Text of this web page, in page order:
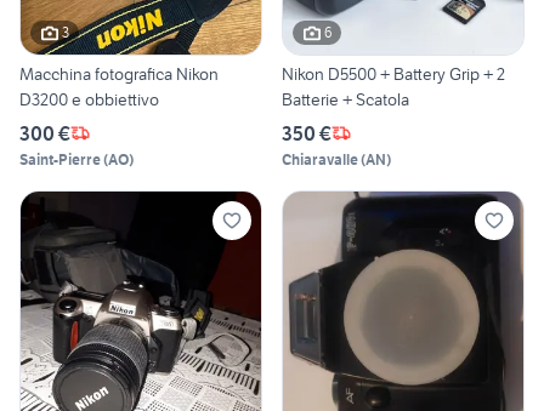
3
Macchina fotografica Nikon
D3200 e obbiettivo
300 €
Saint-Pierre(AO)
6
Nikon D5500 + Battery Grip + 2
Batterie + Scatola
350 €
Chiaravalle(AN)